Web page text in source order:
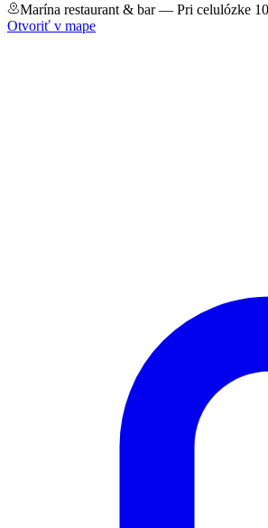
Marína restaurant & bar— Pri celulózke
Otvoriť v mape